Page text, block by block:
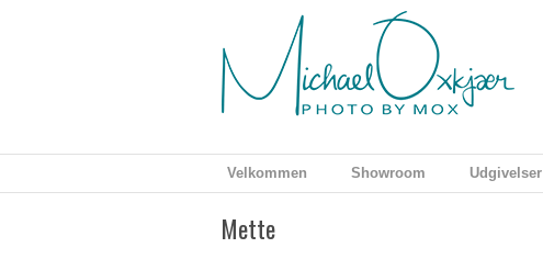
Velkommen Showroom Udgivelser
Mette